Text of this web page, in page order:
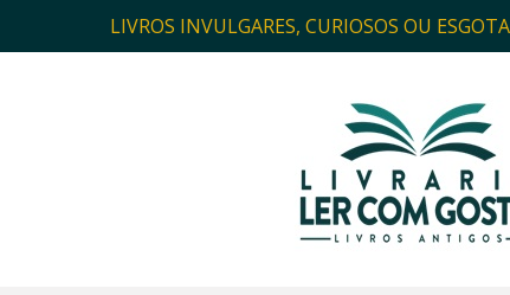
LIVROS INVULGARES, CURIOSOS OU